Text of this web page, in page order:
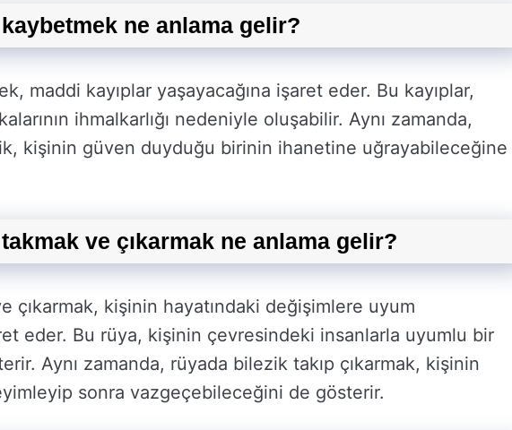
ne anlama gelir?
maddi kayıplar yaşayacağına işaret eder. Bu kayıplar,
ihmalkarlığı nedeniyle oluşabilir. Aynı zamanda,
kişinin güven duyduğu birinin ihanetine uğrayabileceğine
ve çıkarmak ne anlama gelir?
çıkarmak, kişinin hayatındaki değişimlere uyum
eder. Bu rüya, kişinin çevresindeki insanlarla uyumlu bir
Aynı zamanda, rüyada bilezik takıp çıkarmak, kişinin
sonra vazgeçebileceğini de gösterir.